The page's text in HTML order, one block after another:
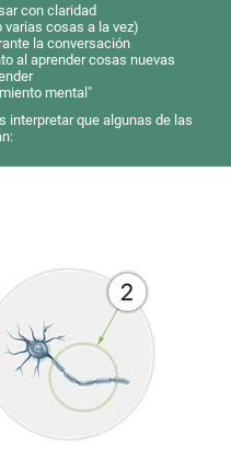
con claridad
cosas a la vez)
la conversación
al aprender cosas nuevas
mental"
interpretar que algunas de las